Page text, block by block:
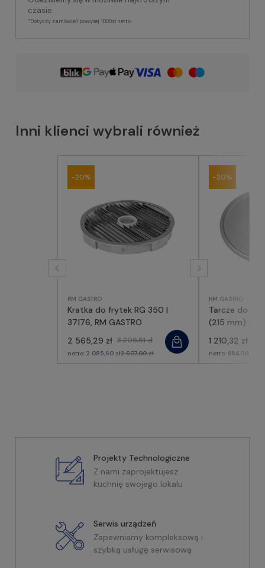
czasie.
*Dotyczy zamówień powyżej 1000zł netto
Inni klienci wybrali również
RM GASTRO
Kratka do frytek RG 350 |
37176, RM GASTRO
2 565,29 zł 3 206,61 zł
netto: 2 085,60 zł2 607,00 zł
-20%
RM GASTRO
Tarcze do
(215 mm) -
1 210,32 zł
netto: 984,00 zł
-20%
Projekty Technologiczne
Z nami zaprojektujesz
kuchnię swojego lokalu
Serwis urządzeń
Zapewniamy kompleksową i
szybką usługę serwisową